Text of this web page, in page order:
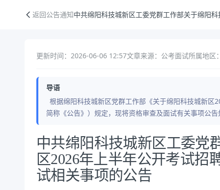
返回公告通知中共绵阳科技城新区工委党群工作部关于绵阳
更新时间：2026-06-06 12:57文章来源：公考面试所属地区
导语
根据绵阳科技城新区党群工作部《关于绵阳科技城新
简称《公告》）规定，现将资格审查及面试有关事项公
公告正文
中共绵阳科技城新区工委党
区2026年上半年公开考试招
试相关事项的公告